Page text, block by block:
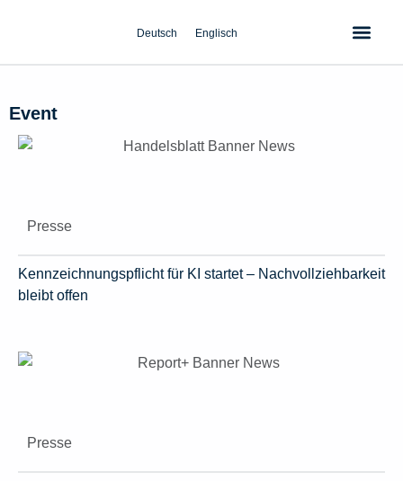
Deutsch Englisch
Event
Presse
Kennzeichnungspflicht für KI startet – Nachvollziehbarkeit
bleibt offen
Presse